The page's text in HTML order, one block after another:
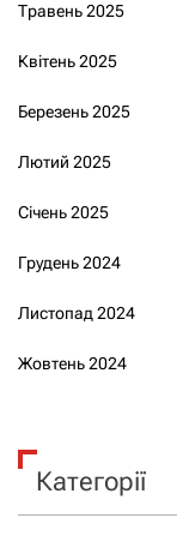
Травень 2025
Квітень 2025
Березень 2025
Лютий 2025
Січень 2025
Грудень 2024
Листопад 2024
Жовтень 2024
Категорії